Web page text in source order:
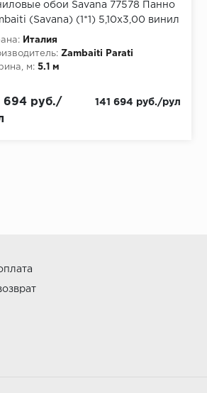
обои Savana 77578 Панно
(Savana) (1*1) 5,10х3,00 винил
Италия
Zambaiti Parati
м: 5.1 м
694 руб./
141 694 руб./рул